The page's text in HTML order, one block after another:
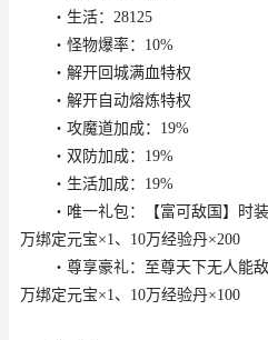
・生活：28125
・怪物爆率：10%
・解开回城满血特权
・解开自动熔炼特权
・攻魔道加成：19%
・双防加成：19%
・生活加成：19%
・唯一礼包：【富可敌国】时装
万绑定元宝×1、10万经验丹×200
・尊享豪礼：至尊天下无人能敌
万绑定元宝×1、10万经验丹×100